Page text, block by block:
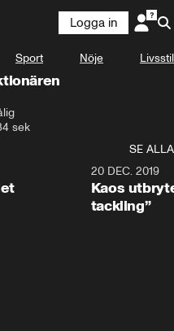
Logga in
Sport Nöje Livsstil
sek
SE ALLA
20 DEC. 2019
Kaos
tackling”